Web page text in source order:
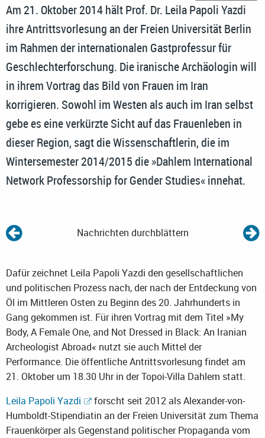
Am 21. Oktober 2014 hält Prof. Dr. Leila Papoli Yazdi
ihre Antrittsvorlesung an der Freien Universität Berlin
im Rahmen der internationalen Gastprofessur für
Geschlechterforschung. Die iranische Archäologin will
in ihrem Vortrag das Bild von Frauen im Iran
korrigieren. Sowohl im Westen als auch im Iran selbst
gebe es eine verkürzte Sicht auf das Frauenleben in
dieser Region, sagt die Wissenschaftlerin, die im
Wintersemester 2014/2015 die »Dahlem International
Network Professorship for Gender Studies« innehat.
Nachrichten durchblättern
Dafür zeichnet Leila Papoli Yazdi den gesellschaftlichen
und politischen Prozess nach, der nach der Entdeckung von
Öl im Mittleren Osten zu Beginn des 20. Jahrhunderts in
Gang gekommen ist. Für ihren Vortrag mit dem Titel »My
Body, A Female One, and Not Dressed in Black: An Iranian
Archeologist Abroad« nutzt sie auch Mittel der
Performance. Die öffentliche Antrittsvorlesung findet am
21. Oktober um 18.30 Uhr in der Topoi-Villa Dahlem statt.
Leila Papoli Yazdi
forscht seit 2012 als Alexander-von-
Humboldt-Stipendiatin an der Freien Universität zum Thema
Frauenkörper als Gegenstand politischer Propaganda vom